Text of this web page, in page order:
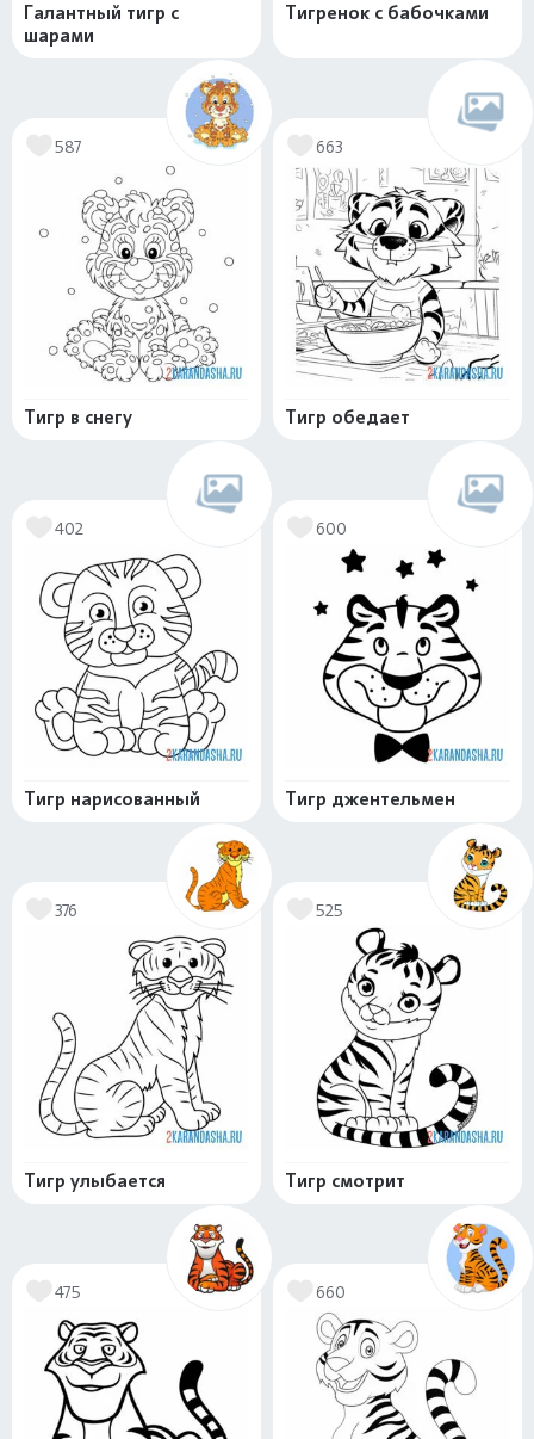
Галантный тигр с
шарами
Тигренок с бабочками
587
Тигр в снегу
663
Тигр обедает
402
Тигр нарисованный
600
Тигр джентельмен
376
Тигр улыбается
525
Тигр смотрит
475 660